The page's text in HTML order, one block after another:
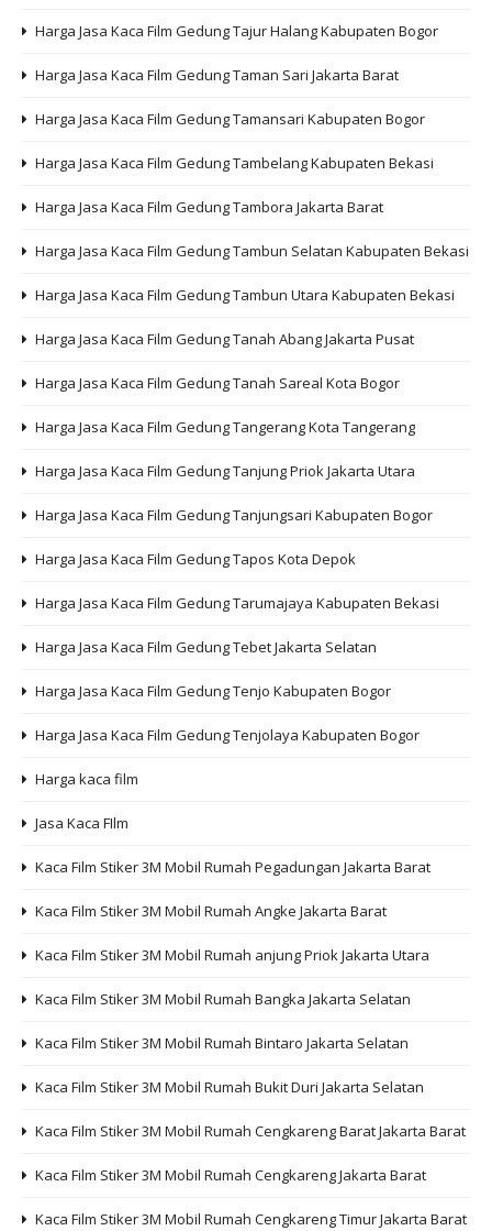
Harga Jasa Kaca Film Gedung Tajur Halang Kabupaten Bogor
Harga Jasa Kaca Film Gedung Taman Sari Jakarta Barat
Harga Jasa Kaca Film Gedung Tamansari Kabupaten Bogor
Harga Jasa Kaca Film Gedung Tambelang Kabupaten Bekasi
Harga Jasa Kaca Film Gedung Tambora Jakarta Barat
Harga Jasa Kaca Film Gedung Tambun Selatan Kabupaten Bekasi
Harga Jasa Kaca Film Gedung Tambun Utara Kabupaten Bekasi
Harga Jasa Kaca Film Gedung Tanah Abang Jakarta Pusat
Harga Jasa Kaca Film Gedung Tanah Sareal Kota Bogor
Harga Jasa Kaca Film Gedung Tangerang Kota Tangerang
Harga Jasa Kaca Film Gedung Tanjung Priok Jakarta Utara
Harga Jasa Kaca Film Gedung Tanjungsari Kabupaten Bogor
Harga Jasa Kaca Film Gedung Tapos Kota Depok
Harga Jasa Kaca Film Gedung Tarumajaya Kabupaten Bekasi
Harga Jasa Kaca Film Gedung Tebet Jakarta Selatan
Harga Jasa Kaca Film Gedung Tenjo Kabupaten Bogor
Harga Jasa Kaca Film Gedung Tenjolaya Kabupaten Bogor
Harga kaca film
Jasa Kaca FIlm
Kaca Film Stiker 3M Mobil Rumah Pegadungan Jakarta Barat
Kaca Film Stiker 3M Mobil Rumah Angke Jakarta Barat
Kaca Film Stiker 3M Mobil Rumah anjung Priok Jakarta Utara
Kaca Film Stiker 3M Mobil Rumah Bangka Jakarta Selatan
Kaca Film Stiker 3M Mobil Rumah Bintaro Jakarta Selatan
Kaca Film Stiker 3M Mobil Rumah Bukit Duri Jakarta Selatan
Kaca Film Stiker 3M Mobil Rumah Cengkareng Barat Jakarta Barat
Kaca Film Stiker 3M Mobil Rumah Cengkareng Jakarta Barat
Kaca Film Stiker 3M Mobil Rumah Cengkareng Timur Jakarta Barat